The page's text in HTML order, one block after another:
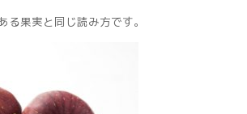
る果実と同じ読み方です。